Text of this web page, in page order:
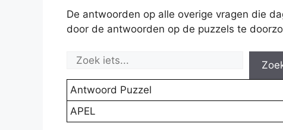
De antwoorden op alle overige vragen die
door de antwoorden op de puzzels te
Antwoord Puzzel
APEL